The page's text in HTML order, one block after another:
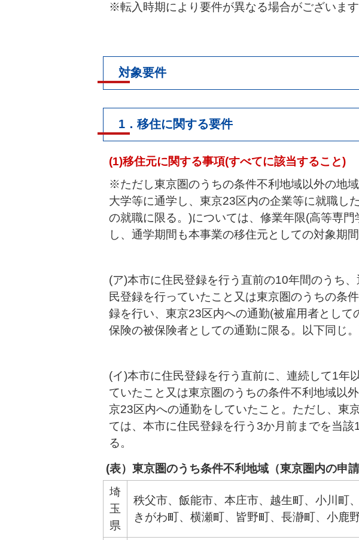
※転入時期により要件が異なる場合がございます
対象要件
1．移住に関する要件
(1)移住元に関する事項(すべてに該当すること)
※ただし東京圏のうちの条件不利地域以外の地
大学等に通学し、東京23区内の企業等に就職し
の就職に限る。)については、修業年限(高等専
し、通学期間も本事業の移住元としての対象期
(ア)本市に住民登録を行う直前の10年間のうち
民登録を行っていたこと又は東京圏のうちの条
録を行い、東京23区内への通勤(被雇用者として
保険の被保険者としての通勤に限る。以下同じ。
(イ)本市に住民登録を行う直前に、連続して1年
ていたこと又は東京圏のうちの条件不利地域以
京23区内への通勤をしていたこと。ただし、東
ては、本市に住民登録を行う3か月前までを当該
る。
(表）東京圏のうち条件不利地域（東京圏内の申請
埼
玉
県
秩父市、飯能市、本庄市、越生町、小川町
きがわ町、横瀬町、皆野町、長瀞町、小鹿